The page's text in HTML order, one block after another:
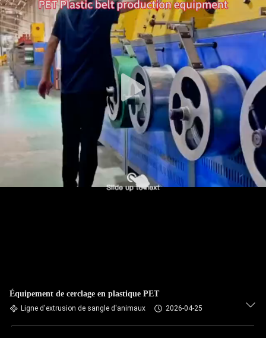
Équipement de cerclage en plastique PET
Ligne d'extrusion de sangle d'animaux 2026-04-25